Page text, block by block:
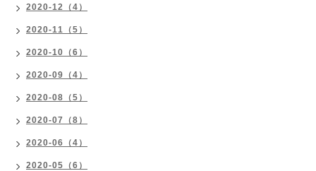
2020-12（4）
2020-11（5）
2020-10（6）
2020-09（4）
2020-08（5）
2020-07（8）
2020-06（4）
2020-05（6）